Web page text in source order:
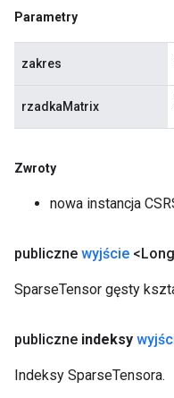
Parametry
zakres
rzadkaMatrix
Zwroty
nowa instancja
publiczne wyjście
SparseTensor gęsty
publiczne indeksy
Indeksy SparseTensora.